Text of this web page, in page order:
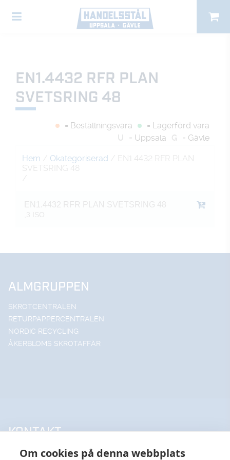
Om cookies på denna webbplats
EN1.4432 RFR PLAN
SVETSRING 48
= Beställningsvara
= Lagerförd vara
U
= Uppsala G = Gävle
Hem / Okategoriserad / EN1.4432 RFR PLAN
SVETSRING 48
/
EN1.4432 RFR PLAN SVETSRING 48
,3 ISO
ALMGRUPPEN
SKROTCENTRALEN
RETURPAPPERCENTRALEN
NORDIC RECYCLING
ÅKERBLOMS SKROTAFFÄR
KONTAKT
UPPSALA HANDELSSTÅL AB